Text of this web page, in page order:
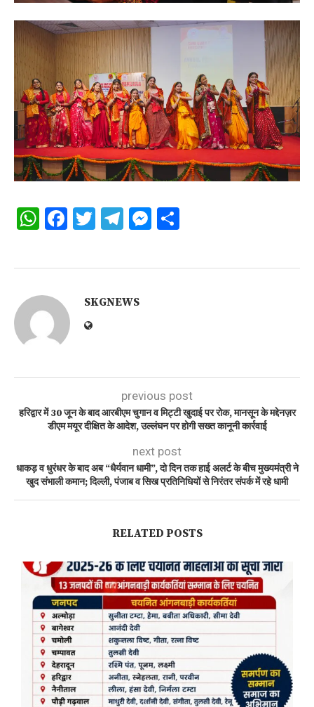
WhatsApp
Facebook
Twitter
Telegram
Messenger
SKGNEWS
previous post
हरिद्वार में 30 जून के बाद आरबीएम चुगान व मिट्टी खुदाई पर रोक, मानसून के मद्देनज़र
डीएम मयूर दीक्षित के आदेश, उल्लंघन पर होगी सख्त कानूनी कार्रवाई
next post
धाकड़ व धुरंधर के बाद अब “धैर्यवान धामी”, दो दिन तक हाई अलर्ट के बीच मुख्यमंत्री ने
खुद संभाली कमान; दिल्ली, पंजाब व सिख प्रतिनिधियों से निरंतर संपर्क में रहे धामी
RELATED POSTS